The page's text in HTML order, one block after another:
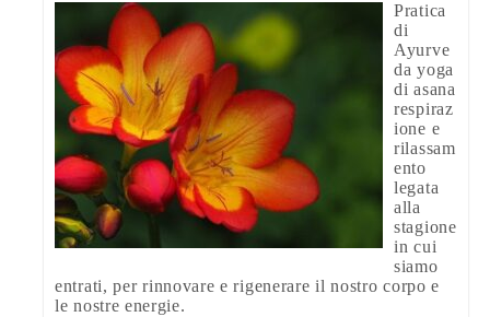
Pratica
di
Ayurve
da yoga
di asana
respiraz
ione e
rilassam
ento
legata
alla
stagione
in cui
siamo
entrati, per rinnovare e rigenerare il nostro corpo e
le nostre energie.